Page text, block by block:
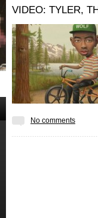
VIDEO: TYLER,
No comments